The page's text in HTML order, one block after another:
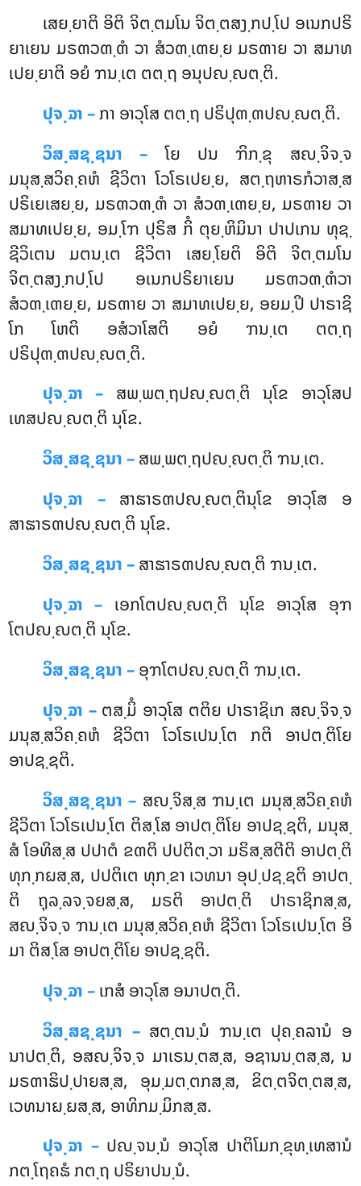
ເສຍ຺ຍາຕິ ອິຕິ ຈິຕ຺ຕມໂນ ຈິຕ຺ຕສງ຺ກປ຺ໂປ ອເນກປຣິ
ຍາເຍນ ມຣຓວຓ຺ຓໍ ວາ ສໍວຓ຺ເຓຍ຺ຍ ມຣຓາຍ ວາ ສມາທ
ເປຍ຺ຍາຕິ ອຍໍ ຠນ຺ເຕ ຕຕ຺ຖ ອນຸປຎ຺ຎຕ຺ຕິ.
ປຸຈ຺ຉາ –ກາ ອາວຸໂສ ຕຕ຺ຖ ປຣິປຸຓ຺ຓປຎ຺ຎຕ຺ຕິ.
ວິສ຺ສຊ຺ຊນາ – ໂຍ ປນ ຠິກ຺ຂຸ ສຎ຺ຈິຈ຺ຈ
ມນຸສ຺ສວິຄ຺ຄຫໍ ຊີວິຕາ ໂວໂຣເປຍ຺ຍ, ສຕ຺ຖຫາຣກໍວາສ຺ສ
ປຣິເຍເສຍ຺ຍ, ມຣຓວຓ຺ຓໍ ວາ ສໍວຓ຺ເຓຍ຺ຍ, ມຣຓາຍ ວາ
ສມາທເປຍ຺ຍ, ອມ຺ໂຠ ປຸຣິສ ກິໍ ຕຸຍ຺ຫິມິນາ ປາປເກນ ທຸຊ຺
ຊີວິເຕນ ມຕນ຺ເຕ ຊີວິຕາ ເສຍ຺ໂຍຕິ ອິຕິ ຈິຕ຺ຕມໂນ
ຈິຕ຺ຕສງ຺ກປ຺ໂປ ອເນກປຣິຍາເຍນ ມຣຓວຓ຺ຓໍວາ
ສໍວຓ຺ເຓຍ຺ຍ, ມຣຓາຍ ວາ ສມາທເປຍ຺ຍ, ອຍມ຺ປິ ປາຣາຊິ
ໂກ ໂຫຕິ ອສໍວາໂສຕິ ອຍໍ ຠນ຺ເຕ ຕຕ຺ຖ
ປຣິປຸຓ຺ຓປຎ຺ຎຕ຺ຕິ.
ປຸຈ຺ຉາ – ສພ຺ພຕ຺ຖປຎ຺ຎຕ຺ຕິນຸໂຂ ອາວຸໂສປ
ເທສປຎ຺ຎຕ຺ຕິ ນຸໂຂ.
ວິສ຺ສຊ຺ຊນາ –ສພ຺ພຕ຺ຖປຎ຺ຎຕ຺ຕິ ຠນ຺ເຕ.
ປຸຈ຺ຉາ –ສາຘາຣຓປຎ຺ຎຕ຺ຕິນຸໂຂ ອາວຸໂສ ອ
ສາຘາຣຓປຎ຺ຎຕ຺ຕິ ນຸໂຂ.
ວິສ຺ສຊ຺ຊນາ –ສາຘາຣຓປຎ຺ຎຕ຺ຕິ ຠນ຺ເຕ.
ປຸຈ຺ຉາ – ເອກໂຕປຎ຺ຎຕ຺ຕິນຸໂຂ ອາວຸໂສ ອຸຠ
ໂຕປຎ຺ຎຕ຺ຕິ ນຸໂຂ.
ວິສ຺ສຊ຺ຊນາ –ອຸຠໂຕປຎ຺ຎຕ຺ຕິ ຠນ຺ເຕ.
ປຸຈ຺ຉາ –ຕສ຺ມິໍ ອາວຸໂສ ຕຕິຍ ປາຣາຊິເກ ສຎ຺ຈິຈ຺ຈ
ມນຸສ຺ສວິຄ຺ຄຫໍ ຊີວິຕາ ໂວໂຣເປນ຺ໂຕ ກຕິ ອາປຕ຺ຕິໂຍ
ອາປຊ຺ຊຕິ.
ວິສ຺ສຊ຺ຊນາ – ສຎ຺ຈິສ຺ສ ຠນ຺ເຕ ມນຸສ຺ສວິຄ຺ຄຫໍ
ຊີວິຕາ ໂວໂຣເປນ຺ໂຕ ຕິສ຺ໂສ ອາປຕ຺ຕິໂຍ ອາປຊ຺ຊຕິ, ມນຸສ຺
ສໍ ໂອທິສ຺ສ ປປາຕໍ ຂຓຕິ ປປຕິຕ຺ວາ ມຣິສ຺ສຕີຕິ ອາປຕ຺ຕິ
ທຸກ຺ກຏສ຺ສ, ປປຕິເຕ ທຸກ຺ຂາ ເວທນາ ອຸປ຺ປຊ຺ຊຕິ ອາປຕ຺
ຕິ ຖຸລ຺ລຈ຺ຈຍສ຺ສ, ມຣຕິ ອາປຕ຺ຕິ ປາຣາຊິກສ຺ສ,
ສຎ຺ຈິຈ຺ຈ ຠນ຺ເຕ ມນຸສ຺ສວິຄ຺ຄຫໍ ຊີວິຕາ ໂວໂຣເປນ຺ໂຕ ອິ
ມາ ຕິສ຺ໂສ ອາປຕ຺ຕິໂຍ ອາປຊ຺ຊຕິ.
ປຸຈ຺ຉາ –ເກສໍ ອາວຸໂສ ອນາປຕ຺ຕິ.
ວິສ຺ສຊ຺ຊນາ –ສຕ຺ຕນ຺ນໍ ຠນ຺ເຕ ປຸຄ຺ຄລານໍ ອ
ນາປຕ຺ຕິ, ອສຎ຺ຈິຈ຺ຈ ມາເຣນ຺ຕສ຺ສ, ອຊານນ຺ຕສ຺ສ, ນ
ມຣຓາຘິປ຺ປາຍສ຺ສ, ອຸມ຺ມຕ຺ຕກສ຺ສ, ຂິຕ຺ຕຈິຕ຺ຕສ຺ສ,
ເວທນາຏ຺ຏສ຺ສ, ອາທິກມ຺ມິກສ຺ສ.
ປຸຈ຺ຉາ –ປຎ຺ຈນ຺ນໍ ອາວຸໂສ ປາຕິໂມກ຺ຂຸທ຺ເທສານໍ
ກຕ຺ໂຖຄຘໍ ກຕ຺ຖ ປຣິຍາປນ຺ນໍ.